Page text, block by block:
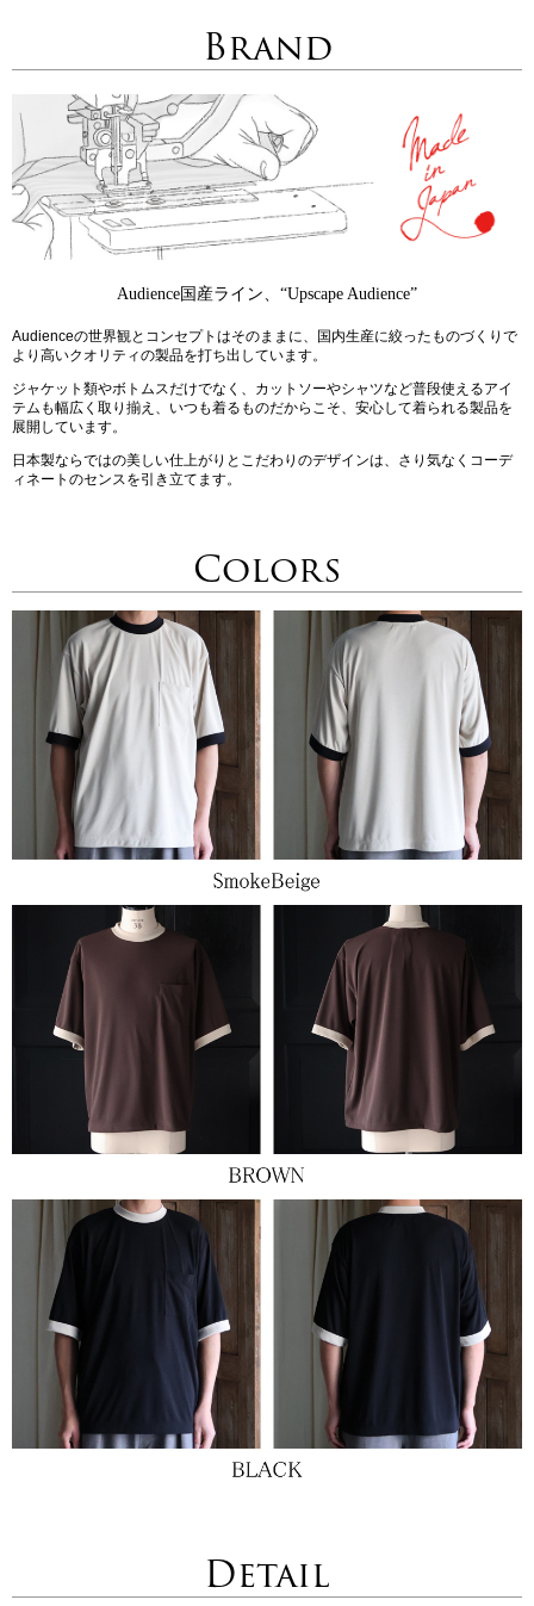
Brand
Audience国産ライン、“Upscape Audience”
Audienceの世界観とコンセプトはそのままに、国内生産に絞ったものづくりで
より高いクオリティの製品を打ち出しています。
ジャケット類やボトムスだけでなく、カットソーやシャツなど普段使えるアイ
テムも幅広く取り揃え、いつも着るものだからこそ、安心して着られる製品を
展開しています。
日本製ならではの美しい仕上がりとこだわりのデザインは、さり気なくコーデ
ィネートのセンスを引き立てます。
Colors
Detail